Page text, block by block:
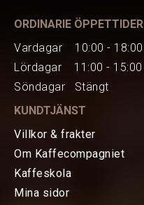
HEM
ORDINARIE ÖPPETTIDER
Vardagar 10:00 - 18:00
Lördagar 11:00 - 15:00
Söndagar Stängt
KUNDTJÄNST
Villkor & frakter
Om Kaffecompagniet
Kaffeskola
Mina sidor